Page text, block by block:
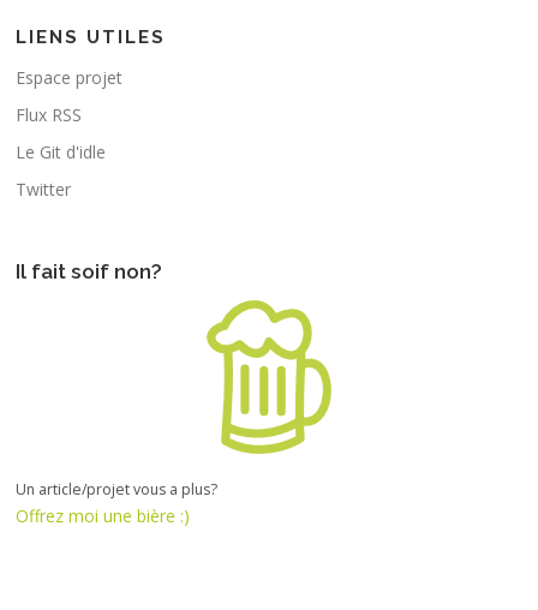
LIENS UTILES
Espace projet
Flux RSS
Le Git d'idle
Twitter
Il fait soif non?
Un article/projet vous a plus?
Offrez moi une bière :)